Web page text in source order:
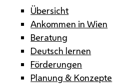
Übersicht
Ankommen in Wien
Beratung
Deutsch lernen
Förderungen
Planung & Konzepte